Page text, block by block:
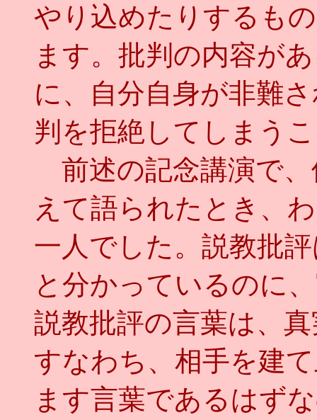
やり込めたりするも
ます。批判の内容が
に、自分自身が非難
判を拒絶してしまう
前述の記念講演で
えて語られたとき、
一人でした。説教批
と分かっているのに
説教批評の言葉は、
すなわち、相手を建
ます言葉であるはず